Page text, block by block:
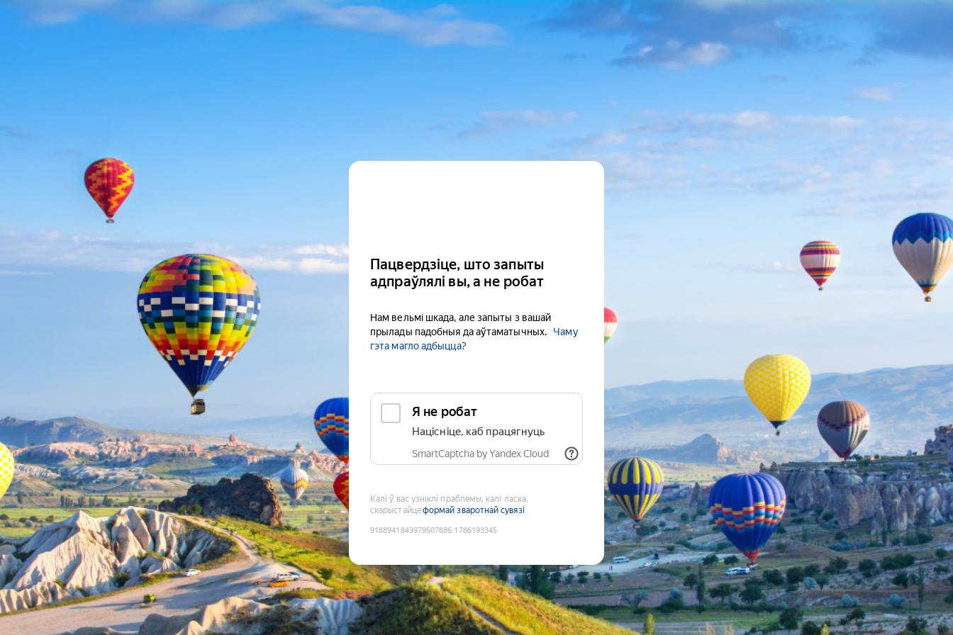
Пацвердзіце, што запыты
адпраўлялі вы, а не робат
Нам вельмі шкада, але запыты з вашай
прылады падобныя да аўтаматычных.
Чаму
гэта магло адбыцца?
Я не робат
Націсніце, каб працягнуць
SmartCaptcha by Yandex Cloud
Калі ў вас узніклі праблемы, калі ласка,
скарыстайцеформай зваротнай сувязі
9188941843979507886:1786193345